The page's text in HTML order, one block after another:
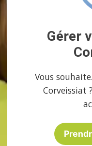
Gérer
Vous
Corveissiat